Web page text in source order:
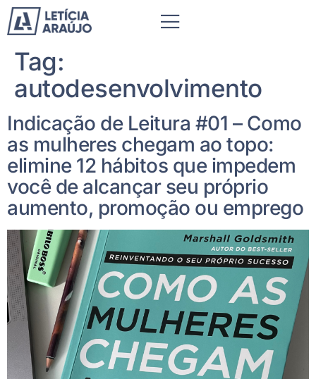
Tag:
autodesenvolvimento
Indicação de Leitura #01 – Como
as mulheres chegam ao topo:
elimine 12 hábitos que impedem
você de alcançar seu próprio
aumento, promoção ou emprego